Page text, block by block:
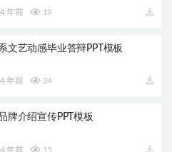
4 年前 19
文艺动感毕业答辩PPT模板
4 年前 24
牌介绍宣传PPT模板
4 年前 15